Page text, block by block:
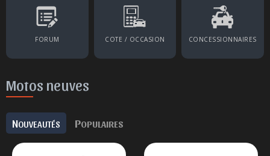
FORUM COTE / OCCASION CONCESSIONNAIRES
Motos neuves
NOUVEAUTÉS POPULAIRES